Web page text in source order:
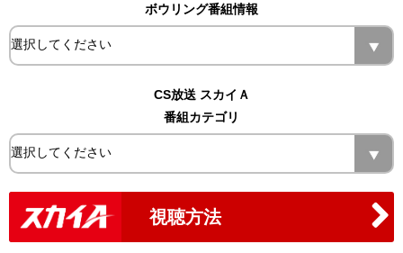
ボウリング番組情報
CS放送 スカイＡ
番組カテゴリ
視聴方法